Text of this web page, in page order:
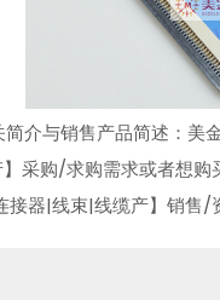
介与销售产品简述：
采购/求购需求或者想
接器|线束|线缆产】销